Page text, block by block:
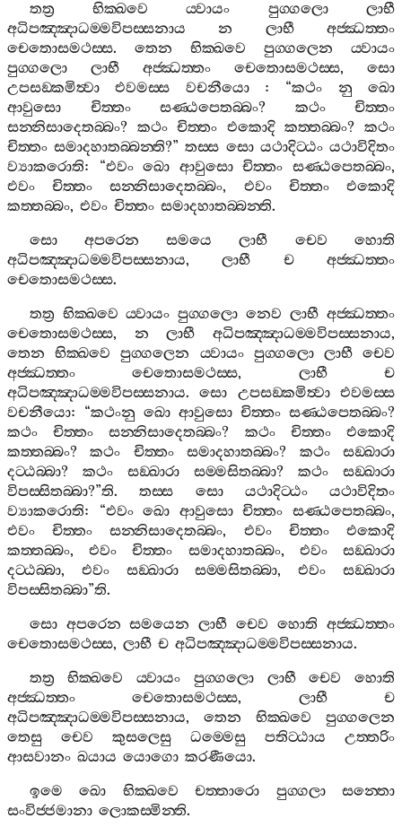
තත්‍ර භික‍්ඛවෙ ය‍්වායං පුග‍්ගලො
ලාභී
අධිපඤ‍්ඤාධම‍්මවිපස‍්සනාය
න ලාභී
අජ‍්ඣත‍්තං
චෙතොසමථස‍්ස. තෙන භික‍්ඛවෙ පුග‍්ගලෙන
ය‍්වායං
පුග‍්ගලො
ලාභී අජ‍්ඣත‍්තං චෙතොසමථස‍්ස, සො
උපසඞ‍්කමිත්‍වා
එවමස‍්ස වචනීයො: “කථං නු
ඛො
ආවුසො
චිත‍්තං සණ‍්ඨපෙතබ‍්බං? කථං
චිත‍්තං
සන‍්නිසාදෙතබ‍්බං? කථං චිත‍්තං එකොදි කත‍්තබ‍්බං?කථං
චිත‍්තං සමාදහාතබ‍්බන‍්ති?”තස‍්ස සො යථාදිට‍්ඨං යථාවිදිතං
ව්‍යාකරොති: “එවං ඛො ආවුසො චිත‍්තං සණ‍්ඨපෙතබ‍්බං,
එවං
චිත‍්තං සන‍්නිසාදෙතබ‍්බං, එවං චිත‍්තං
එකොදි
කත‍්තබ‍්බං, එවං චිත‍්තං සමාදහාතබ‍්බන‍්ති.
සො
අපරෙන සමයෙ ලාභී චෙව
හොති
අධිපඤ‍්ඤාධම‍්මවිපස‍්සනාය,ලාභී ච
අජ‍්ඣත‍්තං
චෙතොසමථස‍්ස.
තත්‍ර භික‍්ඛවෙ ය‍්වායං පුග‍්ගලො නෙව ලාභී අජ‍්ඣත‍්තං
චෙතොසමථස‍්ස, න ලාභී අධිපඤ‍්ඤාධම‍්මවිපස‍්සනාය,
තෙන
භික‍්ඛවෙ පුග‍්ගලෙන ය‍්වායං පුග‍්ගලො ලාභී චෙව
අජ‍්ඣත‍්තං
චෙතොසමථස‍්ස, ලාභී
ච
අධිපඤ‍්ඤාධම‍්මවිපස‍්සනාය.සො උපසඞ‍්කමිත්‍වා එවමස‍්ස
වචනීයො: “කථංනු ඛො ආවුසො චිත‍්තං සණ‍්ඨපෙතබ‍්බං?
කථං
චිත‍්තං සන‍්නිසාදෙතබ‍්බං? කථං චිත‍්තං
එකොදි
කත‍්තබ‍්බං?කථං චිත‍්තං සමාදහාතබ‍්බං? කථං
සඞ‍්ඛාරා
දට‍්ඨබ‍්බා? කථං සඞ‍්ඛාරා සම‍්මසිතබ‍්බා? කථං
සඞ‍්ඛාරා
විපස‍්සිතබ‍්බා?”ති.තස‍්ස සො යථාදිට‍්ඨං
යථාවිදිතං
ව්‍යාකරොති: “එවං ඛො ආවුසො චිත‍්තං සණ‍්ඨපෙතබ‍්බං,
එවං
චිත‍්තං සන‍්නිසාදෙතබ‍්බං, එවං චිත‍්තං
එකොදි
කත‍්තබ‍්බං,එවං චිත‍්තං සමාදහාතබ‍්බං, එවං
සඞ‍්ඛාරා
දට‍්ඨබ‍්බා, එවං සඞ‍්ඛාරා සම‍්මසිතබ‍්බා,එවං
සඞ‍්ඛාරා
විපස‍්සිතබ‍්බා”ති.
සො අපරෙන සමයෙන ලාභී චෙව හොති අජ‍්ඣත‍්තං
චෙතොසමථස‍්ස, ලාභී ච අධිපඤ‍්ඤාධම‍්මවිපස‍්සනාය.
තත්‍ර
භික‍්ඛවෙ ය‍්වායං පුග‍්ගලො ලාභී චෙව
හොති
අජ‍්ඣත‍්තං
චෙතොසමථස‍්ස, ලාභී
ච
අධිපඤ‍්ඤාධම‍්මවිපස‍්සනාය, තෙන භික‍්ඛවෙ
පුග‍්ගලෙන
තෙසු
චෙව කුසලෙසු ධම‍්මෙසු පතිට‍්ඨාය
උත‍්තරිං
ආසවානං ඛයාය යොගො කරණීයො.
ඉමෙ
ඛො භික‍්ඛවෙ චත‍්තාරො පුග‍්ගලා
සන‍්තො
සංවිජ‍්ජමානා ලොකස‍්මින‍්ති.